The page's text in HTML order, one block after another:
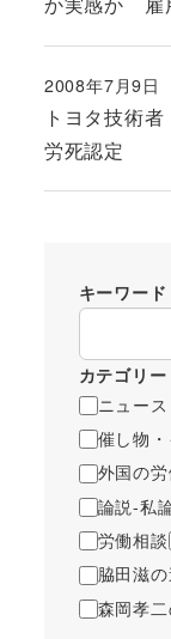
トヨタ技術
労死認定
投稿日
2008年7月9日
キーワード
カテゴリー
ニュー
催し物
外国の
論説-私
労働相談
脇田滋
森岡孝